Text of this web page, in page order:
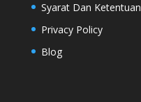
Syarat Dan Ketentuan
Privacy Policy
Blog